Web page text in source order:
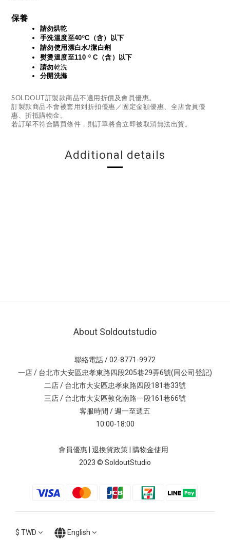
保養
請勿烘乾
手洗溫度至40ºC（含）以下
請勿使用漂白水/潔白劑
熨燙溫度至110 º C（含）以下
請勿乾洗
分開洗滌
SOLDOUT訂製款商品不適用折價及會員優惠。
訂製款商品不會被套用到折扣優惠／固定金額優惠、全店會員優
惠、折抵購物金。
若訂單不符合購買條件，則訂單將會立即被取消無法出貨。
Additional details
About Soldoutstudio
聯絡電話 / 02-8771-9972
一店 / 台北市大安區忠孝東路四段205巷29弄6號(同公司登記)
二店 / 台北市大安區忠孝東路四段181巷33號
三店 / 台北市大安區敦化南路一段161巷66號
客服時間 / 週一至週五
10:00-18:00
會員優惠 退換貨政策
購物金使用
2023 © SoldoutStudio
$ TWD English